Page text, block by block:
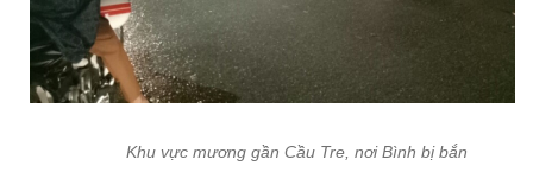
Khu vực mương gần Cầu Tre, nơi Bình bị bắn